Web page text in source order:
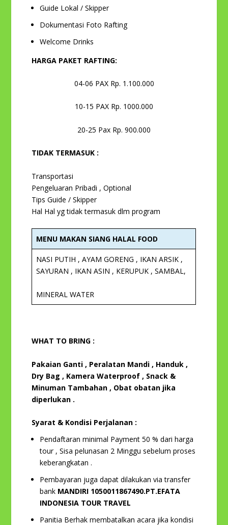
Guide Lokal / Skipper
Dokumentasi Foto Rafting
Welcome Drinks
HARGA PAKET RAFTING:
04-06 PAX Rp. 1.100.000
10-15 PAX Rp. 1000.000
20-25 Pax Rp. 900.000
TIDAK TERMASUK :
Transportasi
Pengeluaran Pribadi , Optional
Tips Guide / Skipper
Hal Hal yg tidak termasuk dlm program
MENU MAKAN SIANG HALAL FOOD
NASI PUTIH , AYAM GORENG , IKAN ARSIK ,
SAYURAN , IKAN ASIN , KERUPUK , SAMBAL,
MINERAL WATER
WHAT TO BRING :
Pakaian Ganti , Peralatan Mandi , Handuk ,
Dry Bag , Kamera Waterproof , Snack &
Minuman Tambahan , Obat obatan jika
diperlukan .
Syarat & Kondisi Perjalanan :
Pendaftaran minimal Payment 50 % dari harga
tour , Sisa pelunasan 2 Minggu sebelum proses
keberangkatan .
Pembayaran juga dapat dilakukan via transfer
bank MANDIRI 1050011867490.PT.EFATA
INDONESIA TOUR TRAVEL
Panitia Berhak membatalkan acara jika kondisi